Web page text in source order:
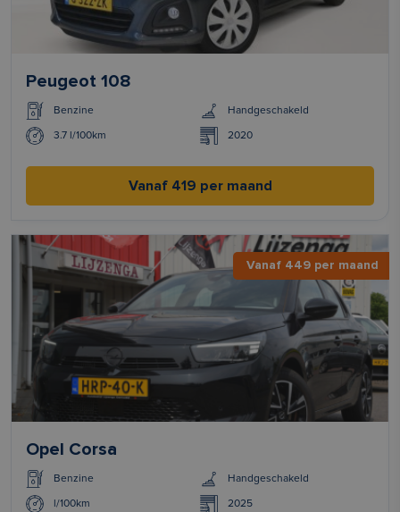
Peugeot 108
Benzine Handgeschakeld
3.7 l/100km 2020
Vanaf 419 per maand
Vanaf 449 per maand
Opel Corsa
Benzine Handgeschakeld
l/100km 2025